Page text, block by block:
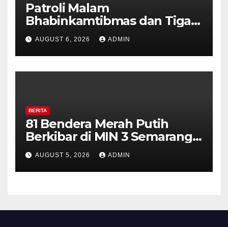
Patroli Malam
Bhabinkamtibmas dan Tiga
Pilar Kelurahan Ungaran
Perkuat Kamtibmas, Warga
Diajak Aktifkan Ronda
AUGUST 6, 2026 ADMIN
BERITA
81 Bendera Merah Putih
Berkibar di MIN 3 Semarang,
Bhabinkamtibmas Desa
Timpik Hadiri Peringatan
HUT ke-81 Kemerdekaan RI
AUGUST 5, 2026 ADMIN